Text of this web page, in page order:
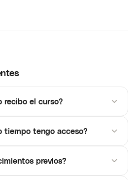
recibo el curso?
tiempo tengo acceso?
previos?